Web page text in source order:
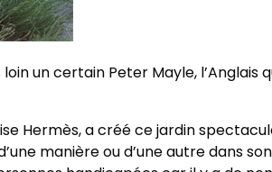
un certain Peter Mayle,
Hermès, a créé ce jardin
manière ou d’une autre dans